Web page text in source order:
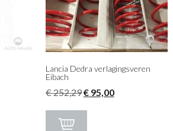
Lancia Dedra verlagingsveren
Eibach
€252,29Oorspronkelijke
€95,00Huidige